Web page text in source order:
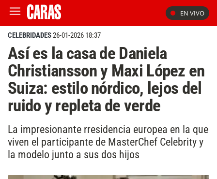
EN VIVO
CELEBRIDADES26-01-2026 18:37
Así es la casa de Daniela
Christiansson y Maxi López en
Suiza: estilo nórdico, lejos del
ruido y repleta de verde
La impresionante rresidencia europea en la que
viven el participante de MasterChef Celebrity y
la modelo junto a sus dos hijos